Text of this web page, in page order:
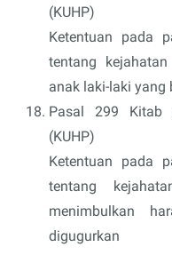
(KUHP)
Ketentuan pada
tentang
anak laki-laki yang
Pasal 299 Kitab
(KUHP)
Ketentuan pada
tentang
menimbulkan
digugurkan